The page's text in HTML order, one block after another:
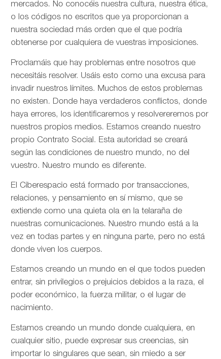
mercados. No conocéis nuestra cultura, nuestra ética,
o los códigos no escritos que ya proporcionan a
nuestra sociedad más orden que el que podría
obtenerse por cualquiera de vuestras imposiciones.
Proclamáis que hay problemas entre nosotros que
necesitáis resolver. Usáis esto como una excusa para
invadir nuestros límites. Muchos de estos problemas
no existen. Donde haya verdaderos conflictos, donde
haya errores, los identificaremos y resolvereremos por
nuestros propios medios. Estamos creando nuestro
propio Contrato Social. Esta autoridad se creará
según las condiciones de nuestro mundo, no del
vuestro. Nuestro mundo es diferente.
El Ciberespacio está formado por transacciones,
relaciones, y pensamiento en sí mismo, que se
extiende como una quieta ola en la telaraña de
nuestras comunicaciones. Nuestro mundo está a la
vez en todas partes y en ninguna parte, pero no está
donde viven los cuerpos.
Estamos creando un mundo en el que todos pueden
entrar, sin privilegios o prejuicios debidos a la raza, el
poder económico, la fuerza militar, o el lugar de
nacimiento.
Estamos creando un mundo donde cualquiera, en
cualquier sitio, puede expresar sus creencias, sin
importar lo singulares que sean, sin miedo a ser